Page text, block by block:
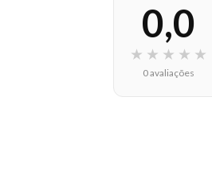
0,0
★ ★ ★ ★ ★
0 avaliações